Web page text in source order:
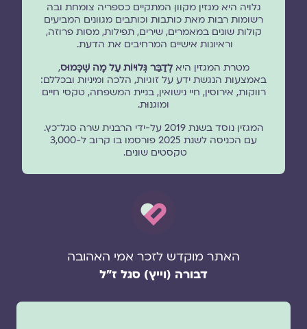
גלויה היא מגזין מקוון המתקיים כספריה צומחת ובה
רשומות רבות מאת כותבות וכותבים מגוונים המביעים
קולות שונים במאמרים, שירים, תפילות, מסות פרוזה,
וראיונות אישיים המרחיבים את הדעת.
מטרת המגזין היאלְדַבֵּר גְּלוּיוֹת עַל מָה שֶׁכָּמוּס,
באמצעות הנגשת ידע על זוגיות, הלכה ומיניות ובכללם:
רווקות, אירוסין, חיי נישואין, בניית המשפחה, טקסי חיים
ומוגנוּת.
המגזין נוסד בשנת 2019 על-ידי הרבנית שרה סגל־כץ.
עם הכניסה לשנת 2025 פורסמו בו קרוב ל-3,000
טקסטים שונים.
האתר מוקדש לזכר אמי האהובה
דבורה (וייץ) סגל ז"ל